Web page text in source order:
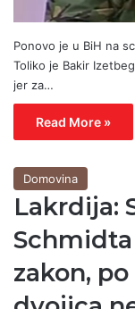
Ponovo je u BiH na
Toliko je Bakir
jer za…
Read More »
Domovina
Lakrdija:
zakon,